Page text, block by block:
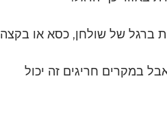
ברגל של שולחן, כסא או בקצה
במקרים חריגים זה יכול